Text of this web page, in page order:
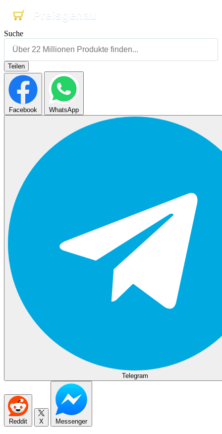
Preisgenau
Preisgenau
Preisgenau
Suche
Teilen
Facebook WhatsApp
Telegram
Reddit X Messenger